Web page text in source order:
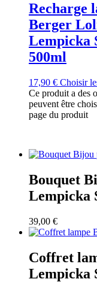
Recharge
Berger
Lempicka
500ml
17,90 € Choisir
Ce produit a des
peuvent être
page du produit
Bouquet
Lempicka
39,00 €
Coffret
Lempicka